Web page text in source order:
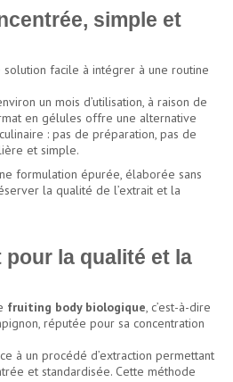
simple et
solution facile à intégrer à une routine
un mois d’utilisation, à raison de
en gélules offre une alternative
: pas de préparation, pas de
et simple.
formulation épurée, élaborée sans
la qualité de l’extrait et la
pour la qualité et la
fruiting body biologique, c’est-à-dire
réputée pour sa concentration
à un procédé d’extraction permettant
et standardisée. Cette méthode